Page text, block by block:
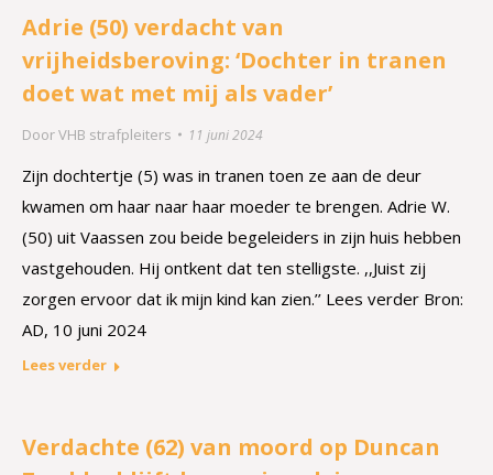
Adrie (50) verdacht van
vrijheidsberoving: ‘Dochter in tranen
doet wat met mij als vader’
DoorVHB strafpleiters 11 juni 2024
Zijn dochtertje (5) was in tranen toen ze aan de deur
kwamen om haar naar haar moeder te brengen. Adrie W.
(50) uit Vaassen zou beide begeleiders in zijn huis hebben
vastgehouden. Hij ontkent dat ten stelligste. ,,Juist zij
zorgen ervoor dat ik mijn kind kan zien.’’ Lees verder Bron:
AD, 10 juni 2024
Lees verder
Verdachte (62) van moord op Duncan